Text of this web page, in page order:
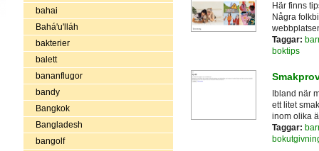
bahai
Bahá'u'lláh
bakterier
balett
bananflugor
bandy
Bangkok
Bangladesh
bangolf
Här finns
Några
Taggar:
boktips
Ibland när
ett litet
inom olika
Taggar: